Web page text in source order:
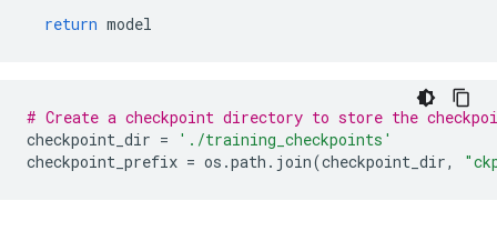
        dim {
          size: 28
        }
        dim {
return model
# Create a checkpoint directory to store the
checkpoint_dir =
'./training_checkpoints'
checkpoint_prefix = os .path . join(checkpoint_dir,